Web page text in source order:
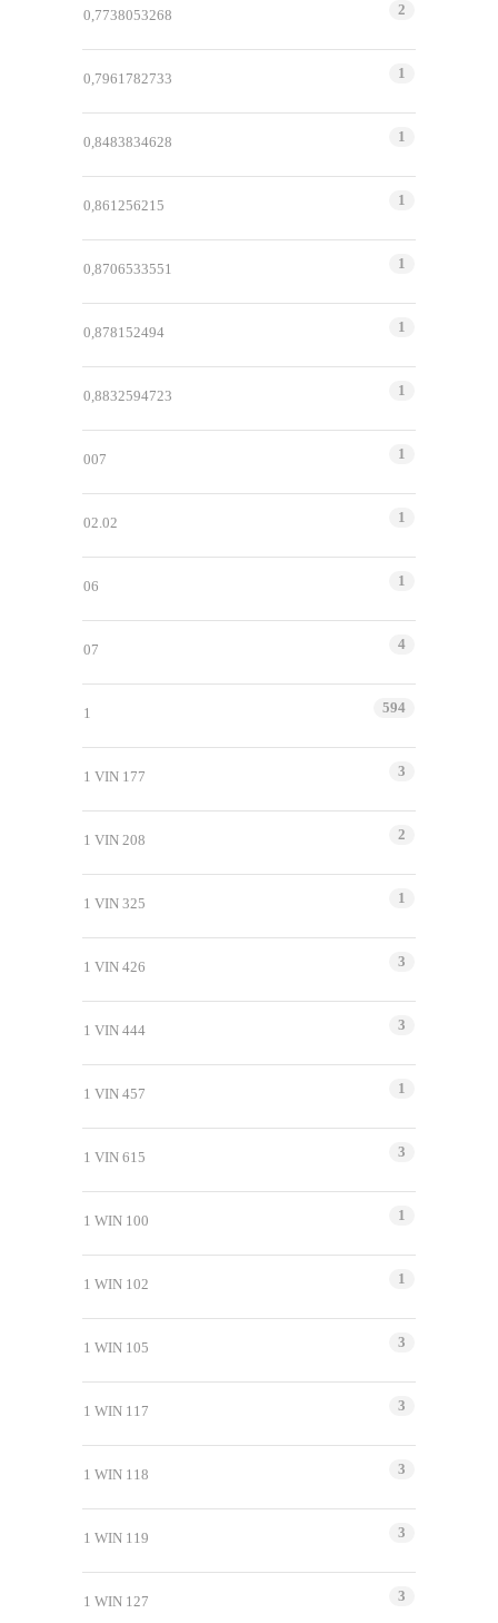
0,7738053268 2
0,7961782733 1
0,8483834628 1
0,861256215 1
0,8706533551 1
0,878152494 1
0,8832594723 1
007 1
02.02 1
06 1
07 4
1 594
1 VIN 177 3
1 VIN 208 2
1 VIN 325 1
1 VIN 426 3
1 VIN 444 3
1 VIN 457 1
1 VIN 615 3
1 WIN 100 1
1 WIN 102 1
1 WIN 105 3
1 WIN 117 3
1 WIN 118 3
1 WIN 119 3
1 WIN 127 3